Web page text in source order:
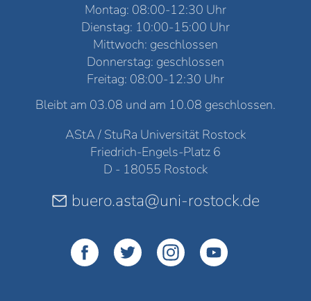
Montag: 08:00-12:30 Uhr
Dienstag: 10:00-15:00 Uhr
Mittwoch: geschlossen
Donnerstag: geschlossen
Freitag: 08:00-12:30 Uhr
Bleibt am 03.08 und am 10.08 geschlossen.
AStA / StuRa Universität Rostock
Friedrich-Engels-Platz 6
D - 18055 Rostock
buero.asta@uni-rostock.de